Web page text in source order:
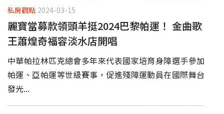
私房觀點 2024-03-15
麗寶當募款領頭羊挺2024巴黎帕運！ 金曲歌
王蕭煌奇福容淡水店開唱
中華帕拉林匹克總會多年來代表國家培育身障選手參加
帕運、亞帕運等世級賽事，促進殘障運動員在國際舞台
發光...